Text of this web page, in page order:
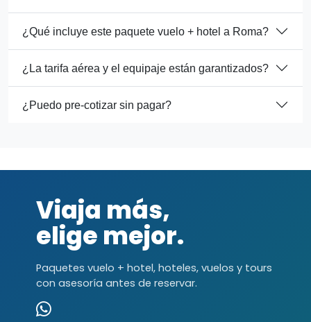
¿Qué incluye este paquete vuelo + hotel a Roma?
¿La tarifa aérea y el equipaje están garantizados?
¿Puedo pre-cotizar sin pagar?
Viaja más,
elige mejor.
Paquetes vuelo + hotel, hoteles, vuelos y tours
con asesoría antes de reservar.